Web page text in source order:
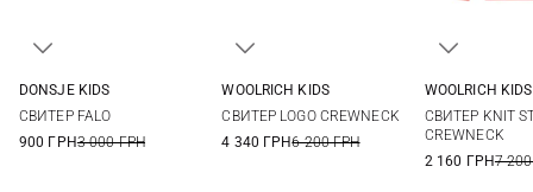
DONSJE KIDS
СВИТЕР FALO
900 ГРН3 000 ГРН
WOOLRICH KIDS
СВИТЕР LOGO CREWNECK
4 340 ГРН6 200 ГРН
WOOLRICH KIDS
СВИТЕР KNIT
CREWNECK
2 160 ГРН7